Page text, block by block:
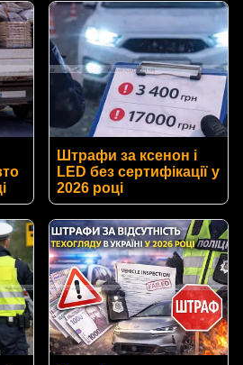
Штрафи за ксенон і
LED без сертифікації у
2026 році